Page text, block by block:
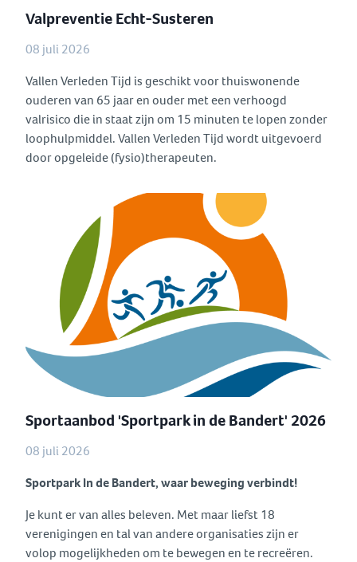
Valpreventie Echt-Susteren
08 juli 2026
Vallen Verleden Tijd is geschikt voor thuiswonende
ouderen van 65 jaar en ouder met een verhoogd
valrisico die in staat zijn om 15 minuten te lopen zonder
loophulpmiddel. Vallen Verleden Tijd wordt uitgevoerd
door opgeleide (fysio)therapeuten.
Sportaanbod 'Sportpark in de Bandert' 2026
08 juli 2026
Sportpark In de Bandert,waar beweging verbindt!
Je kunt er van alles beleven. Met maar liefst 18
verenigingen en tal van andere organisaties zijn er
volop mogelijkheden om te bewegen en te recreëren.